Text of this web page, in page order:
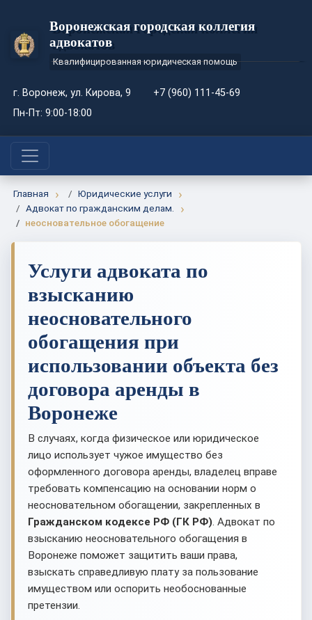
Воронежская городская коллегия
адвокатов
Квалифицированная юридическая помощь
г. Воронеж, ул. Кирова, 9
+7 (960) 111-45-69
Пн-Пт: 9:00-18:00
Главная
Юридические услуги
Адвокат по гражданским делам.
неосновательное обогащение
Услуги адвоката по
взысканию
неосновательного
обогащения при
использовании объекта без
договора аренды в
Воронеже
В случаях, когда физическое или юридическое
лицо использует чужое имущество без
оформленного договора аренды, владелец вправе
требовать компенсацию на основании норм о
неосновательном обогащении, закрепленных в
Гражданском кодексе РФ (ГК РФ). Адвокат по
взысканию неосновательного обогащения в
Воронеже поможет защитить ваши права,
взыскать справедливую плату за пользование
имуществом или оспорить необоснованные
претензии.